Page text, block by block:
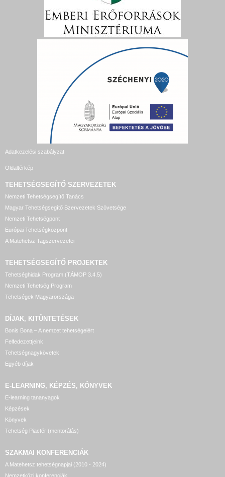
Adatkezelési szabályzat
Oldaltérkép
TEHETSÉGSEGÍTŐ SZERVEZETEK
Nemzeti Tehetségsegítő Tanács
Magyar Tehetségsegítő Szervezetek Szövetsége
Nemzeti Tehetségpont
Európai Tehetségközpont
A Matehetsz Tagszervezetei
TEHETSÉGSEGÍTŐ PROJEKTEK
Tehetséghidak Program (TÁMOP 3.4.5)
Nemzeti Tehetség Program
Tehetségek Magyarországa
DÍJAK, KITÜNTETÉSEK
Bonis Bona – A nemzet tehetségeiért
Felfedezettjeink
Tehetségnagykövetek
Egyéb díjak
E-LEARNING, KÉPZÉS, KÖNYVEK
E-learning tananyagok
Képzések
Könyvek
Tehetség Piactér (mentorálás)
SZAKMAI KONFERENCIÁK
A Matehetsz tehetségnapjai (2010 - 2024)
Nemzetközi konferenciák